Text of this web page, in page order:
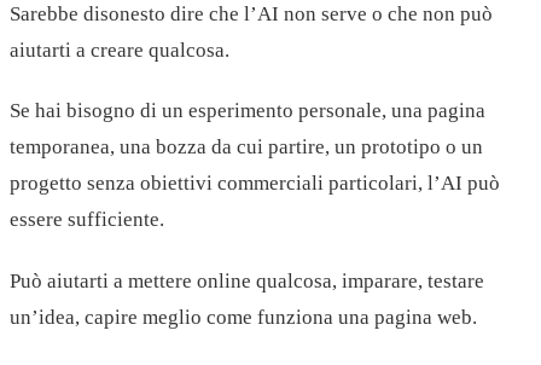
Sarebbe disonesto dire che l’AI non serve o che non può
aiutarti a creare qualcosa.
Se hai bisogno di un esperimento personale, una pagina
temporanea, una bozza da cui partire, un prototipo o un
progetto senza obiettivi commerciali particolari, l’AI può
essere sufficiente.
Può aiutarti a mettere online qualcosa, imparare, testare
un’idea, capire meglio come funziona una pagina web.